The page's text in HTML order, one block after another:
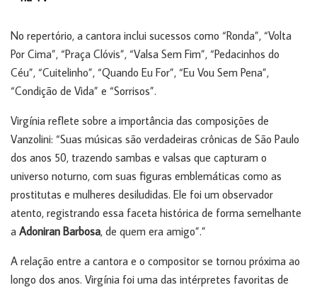
No repertório, a cantora inclui sucessos como “Ronda”, “Volta
Por Cima”, “Praça Clóvis”, “Valsa Sem Fim”, “Pedacinhos do
Céu”, “Cuitelinho”, “Quando Eu For”, “Eu Vou Sem Pena”,
“Condição de Vida” e “Sorrisos”.
Virgínia reflete sobre a importância das composições de
Vanzolini: “Suas músicas são verdadeiras crônicas de São Paulo
dos anos 50, trazendo sambas e valsas que capturam o
universo noturno, com suas figuras emblemáticas como as
prostitutas e mulheres desiludidas. Ele foi um observador
atento, registrando essa faceta histórica de forma semelhante
a Adoniran Barbosa, de quem era amigo”.”
A relação entre a cantora e o compositor se tornou próxima ao
longo dos anos. Virgínia foi uma das intérpretes favoritas de